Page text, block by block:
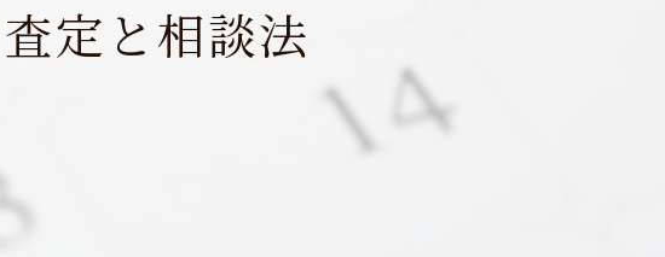
査定
定と相談法